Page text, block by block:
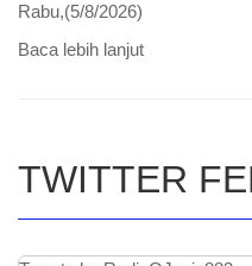
Rabu,(5/8/2026)
Baca lebih lanjut
TWITTER